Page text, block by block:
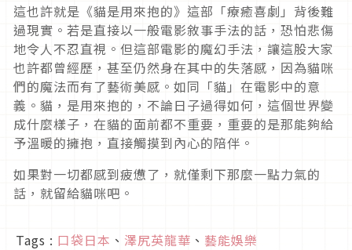
這也許就是《貓是用來抱的》這部「療癒喜劇」背後難
過現實。若是直接以一般電影敘事手法的話，恐怕悲傷
地令人不忍直視。但這部電影的魔幻手法，讓這股大家
也許都曾經歷，甚至仍然身在其中的失落感，因為貓咪
們的魔法而有了藝術美感。如同「貓」在電影中的意
義。貓，是用來抱的，不論日子過得如何，這個世界變
成什麼樣子，在貓的面前都不重要，重要的是那能夠給
予溫暖的擁抱，直接觸摸到內心的陪伴。
如果對一切都感到疲憊了，就僅剩下那麼一點力氣的
話，就留給貓咪吧。
Tags : 口袋日本 、 澤尻英龍華 、 藝能娛樂